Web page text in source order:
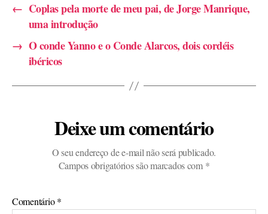
← Coplas pela morte de meu pai, de Jorge Manrique,
uma introdução
→ O conde Yanno e o Conde Alarcos, dois cordéis
ibéricos
Deixe um comentário
O seu endereço de e-mail não será publicado.
Campos obrigatórios são marcados com *
Comentário*